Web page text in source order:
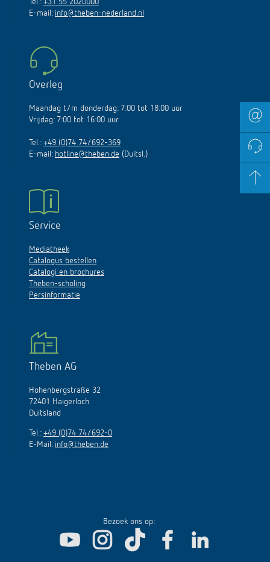
E-mail: info@theben-nederland.nl
Overleg
Maandag t/m donderdag: 7:00 tot 18:00 uur
Vrijdag: 7:00 tot 16:00 uur
Tel.: +49 (0)74 74/692-369
E-mail: hotline@theben.de (Duitsl.)
Service
Mediatheek
Catalogus bestellen
Catalogi en brochures
Theben-scholing
Persinformatie
Theben AG
Hohenbergstraße 32
72401 Haigerloch
Duitsland
Tel.: +49 (0)74 74/692-0
E-Mail: info@theben.de
Bezoek ons op: